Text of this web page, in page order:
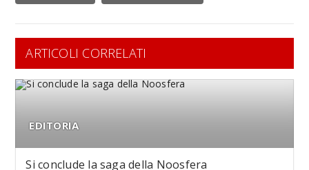
ARTICOLI CORRELATI
EDITORIA
Si conclude la saga della Noosfera